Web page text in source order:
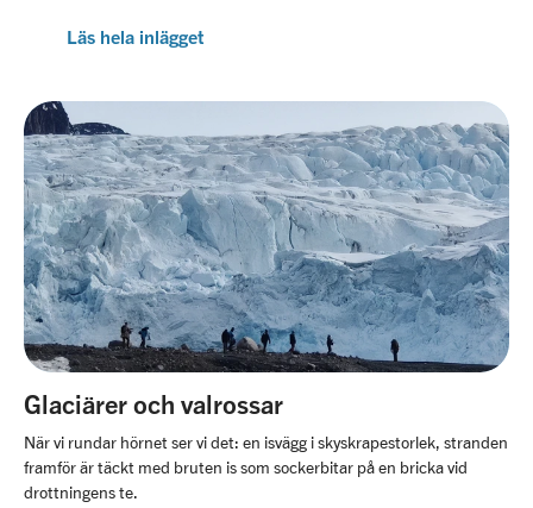
Läs hela inlägget
Glaciärer och valrossar
När vi rundar hörnet ser vi det: en isvägg i skyskrapestorlek, stranden
framför är täckt med bruten is som sockerbitar på en bricka vid
drottningens te.